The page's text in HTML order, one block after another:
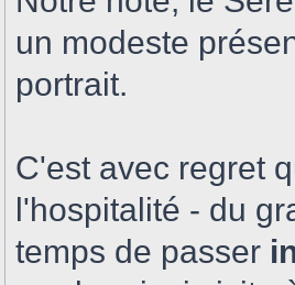
un modeste
portrait.
C'est avec regret
l'hospitalité - du
temps de passer